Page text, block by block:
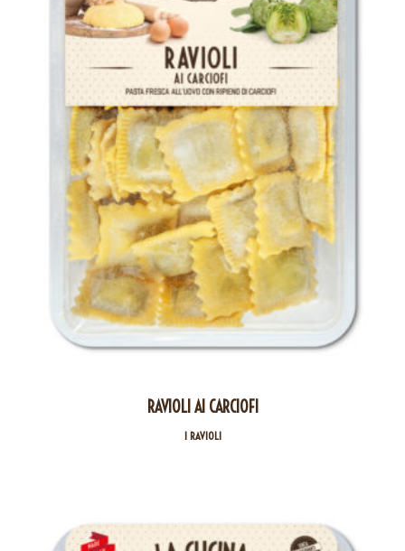
RAVIOLI AI CARCIOFI
I RAVIOLI